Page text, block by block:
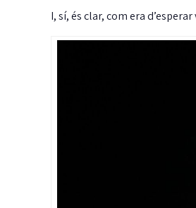
I, sí, és clar, com era